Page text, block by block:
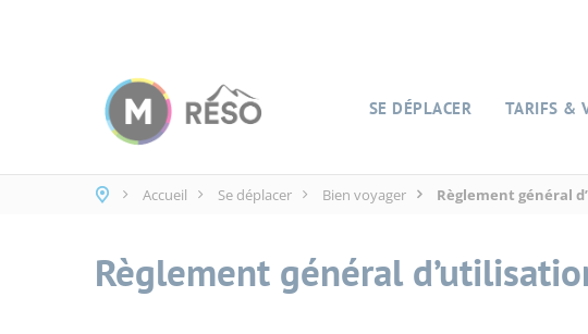
SE DÉPLACER TARIFS &
Accueil Se déplacer Bien voyager Règlement général
Règlement général